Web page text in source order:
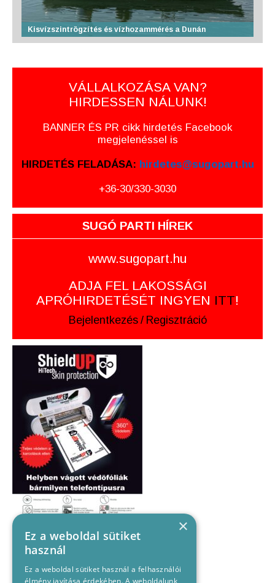
Kisvízszintrögzítés és vízhozammérés a Dunán
VÁLLALKOZÁSA VAN?
HIRDESSEN NÁLUNK!
BANNER ÉS PR cikk hirdetés Facebook
megjelenéssel is
HIRDETÉS FELADÁSA: hirdetes@sugopart.hu
+36-30/330-3030
SUGÓ PARTI HÍREK
www.sugopart.hu
ADJA FEL LAKOSSÁGI
APRÓHIRDETÉSÉT INGYEN ITT!
Bejelentkezés / Regisztráció
×
Ez a weboldal sütiket
használ
Ez a weboldal sütiket használ a felhasználói
élmény javítása érdekében. A weboldalunk